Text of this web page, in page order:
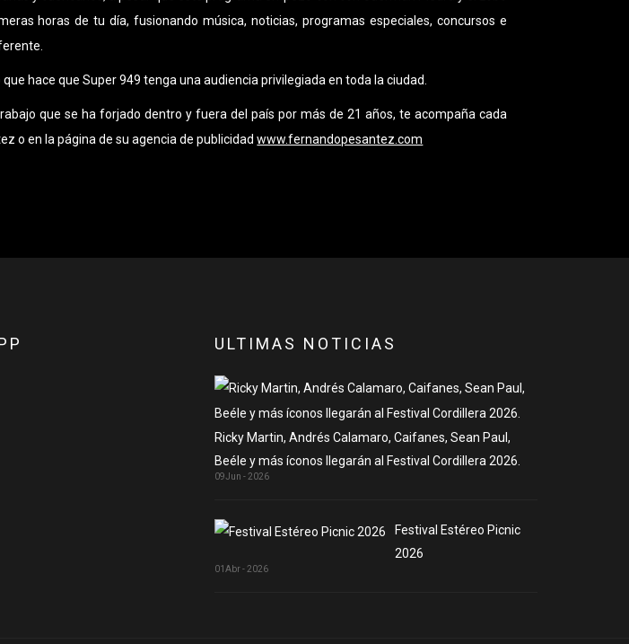
horas de tu día, fusionando música, noticias, programas especiales, concursos e
hace que Super 949 tenga una audiencia privilegiada en toda la ciudad.
que se ha forjado dentro y fuera del país por más de 21 años, te acompaña cada
o en la página de su agencia de publicidadwww.fernandopesantez.com
ULTIMAS NOTICIAS
Ricky Martin, Andrés Calamaro, Caifanes, Sean Paul,
Beéle y más íconos llegarán al Festival Cordillera 2026.
09Jun - 2026
Festival Estéreo Picnic
2026
01 Abr - 2026